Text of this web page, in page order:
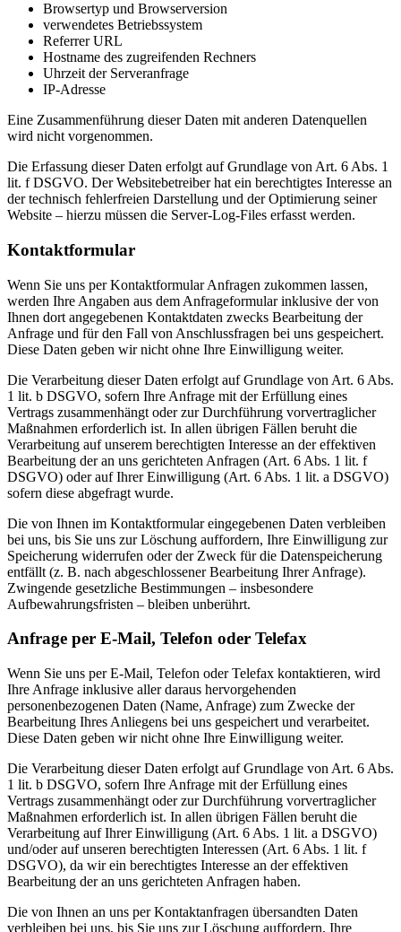
Browsertyp und Browserversion
verwendetes Betriebssystem
Referrer URL
Hostname des zugreifenden Rechners
Uhrzeit der Serveranfrage
IP-Adresse
Eine Zusammenführung dieser Daten mit anderen Datenquellen
wird nicht vorgenommen.
Die Erfassung dieser Daten erfolgt auf Grundlage von Art. 6 Abs. 1
lit. f DSGVO. Der Websitebetreiber hat ein berechtigtes Interesse an
der technisch fehlerfreien Darstellung und der Optimierung seiner
Website – hierzu müssen die Server-Log-Files erfasst werden.
Kontaktformular
Wenn Sie uns per Kontaktformular Anfragen zukommen lassen,
werden Ihre Angaben aus dem Anfrageformular inklusive der von
Ihnen dort angegebenen Kontaktdaten zwecks Bearbeitung der
Anfrage und für den Fall von Anschlussfragen bei uns gespeichert.
Diese Daten geben wir nicht ohne Ihre Einwilligung weiter.
Die Verarbeitung dieser Daten erfolgt auf Grundlage von Art. 6 Abs.
1 lit. b DSGVO, sofern Ihre Anfrage mit der Erfüllung eines
Vertrags zusammenhängt oder zur Durchführung vorvertraglicher
Maßnahmen erforderlich ist. In allen übrigen Fällen beruht die
Verarbeitung auf unserem berechtigten Interesse an der effektiven
Bearbeitung der an uns gerichteten Anfragen (Art. 6 Abs. 1 lit. f
DSGVO) oder auf Ihrer Einwilligung (Art. 6 Abs. 1 lit. a DSGVO)
sofern diese abgefragt wurde.
Die von Ihnen im Kontaktformular eingegebenen Daten verbleiben
bei uns, bis Sie uns zur Löschung auffordern, Ihre Einwilligung zur
Speicherung widerrufen oder der Zweck für die Datenspeicherung
entfällt (z. B. nach abgeschlossener Bearbeitung Ihrer Anfrage).
Zwingende gesetzliche Bestimmungen – insbesondere
Aufbewahrungsfristen – bleiben unberührt.
Anfrage per E-Mail, Telefon oder Telefax
Wenn Sie uns per E-Mail, Telefon oder Telefax kontaktieren, wird
Ihre Anfrage inklusive aller daraus hervorgehenden
personenbezogenen Daten (Name, Anfrage) zum Zwecke der
Bearbeitung Ihres Anliegens bei uns gespeichert und verarbeitet.
Diese Daten geben wir nicht ohne Ihre Einwilligung weiter.
Die Verarbeitung dieser Daten erfolgt auf Grundlage von Art. 6 Abs.
1 lit. b DSGVO, sofern Ihre Anfrage mit der Erfüllung eines
Vertrags zusammenhängt oder zur Durchführung vorvertraglicher
Maßnahmen erforderlich ist. In allen übrigen Fällen beruht die
Verarbeitung auf Ihrer Einwilligung (Art. 6 Abs. 1 lit. a DSGVO)
und/oder auf unseren berechtigten Interessen (Art. 6 Abs. 1 lit. f
DSGVO), da wir ein berechtigtes Interesse an der effektiven
Bearbeitung der an uns gerichteten Anfragen haben.
Die von Ihnen an uns per Kontaktanfragen übersandten Daten
verbleiben bei uns, bis Sie uns zur Löschung auffordern, Ihre